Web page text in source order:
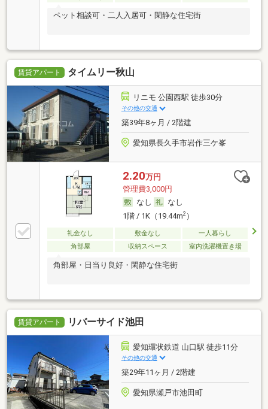
ペット相談可・二人入居可・閑静な住宅街
賃貸アパート タイムリー秋山
リニモ 公園西駅 徒歩30分
その他の交通
築39年8ヶ月 / 2階建
愛知県長久手市岩作三ケ峯
2.20万円
管理費3,000円
なし
なし
1階 / 1K（19.44m2）
礼金なし 敷金なし
一人暮らし
角部屋
収納スペース 室内洗濯機置き場
角部屋・日当り良好・閑静な住宅街
賃貸アパート リバーサイド池田
愛知環状鉄道 山口駅 徒歩11分
その他の交通
築29年11ヶ月 / 2階建
愛知県瀬戸市池田町